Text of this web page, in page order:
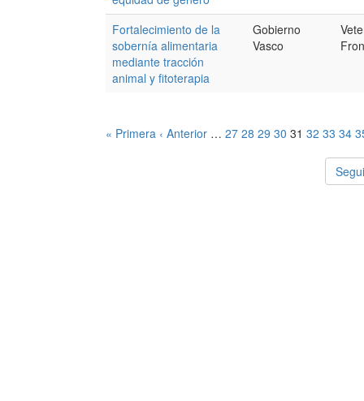
Fortalecimiento de la
sobernía alimentaria
mediante tracción
animal y fitoterapia
Gobierno
Vasco
« Primera ‹ Anterior … 27 28 29 30 31 32 33 34